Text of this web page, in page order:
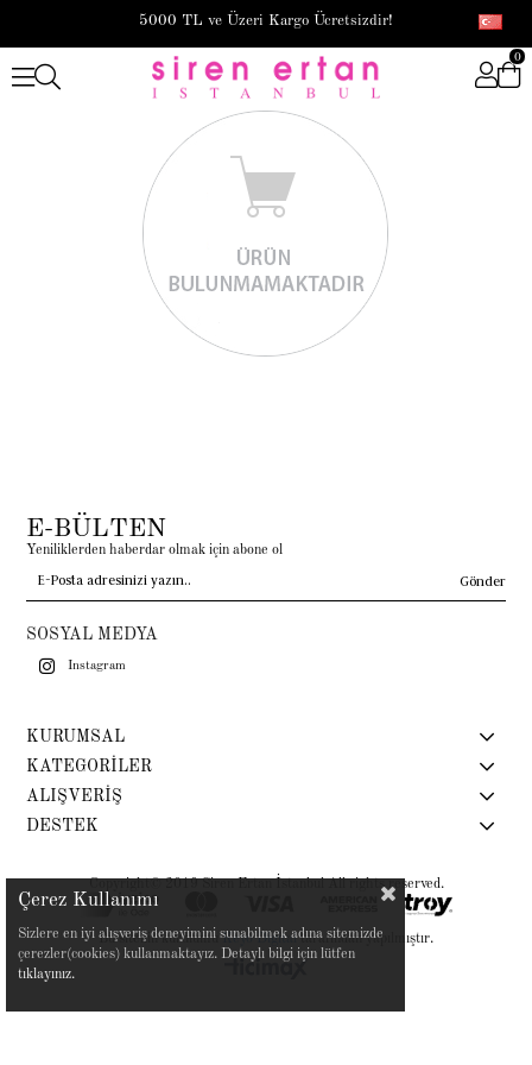
5000 TL ve Üzeri Kargo Ücretsizdir!
0
E-BÜLTEN
Yeniliklerden haberdar olmak için abone ol
Gönder
SOSYAL MEDYA
Instagram
KURUMSAL
KATEGORİLER
ALIŞVERİŞ
DESTEK
Copyright© 2019 Siren Ertan İstanbul All rights reserved.
Bu sitenin kurulumuKeyo Digital tarafından yapılmıştır.
Çerez Kullanımı
Sizlere en iyi alışveriş deneyimini sunabilmek adına sitemizde
çerezler(cookies) kullanmaktayız. Detaylı bilgi için lütfen
tıklayınız.